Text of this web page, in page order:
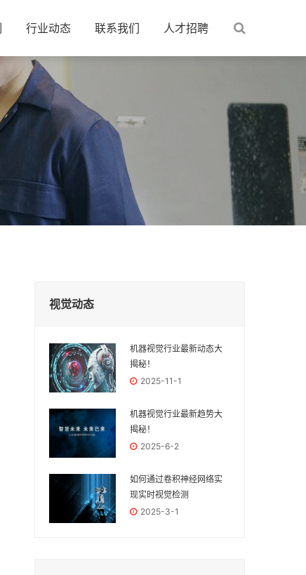
行业动态 联系我们 人才招聘
视觉动态
机器视觉行业最新动态大
揭秘！
2025-11-1
机器视觉行业最新趋势大
揭秘！
2025-6-2
如何通过卷积神经网络实
现实时视觉检测
2025-3-1